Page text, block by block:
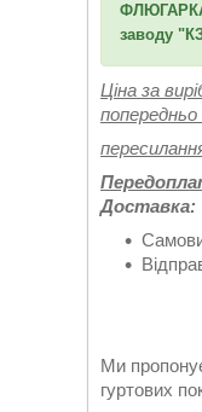
ФЛЮГАРКА
заводу
Ціна за
попередньо
Доставка:
Ми
гуртових